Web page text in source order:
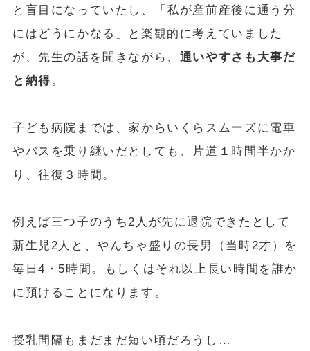
と盲目になっていたし、「私が産前産後に通う分
にはどうにかなる」と楽観的に考えていました
が、先生の話を聞きながら、 通いやすさも大事だ
と納得。
子ども病院までは、家からいくらスムーズに電車
やバスを乗り継いだとしても、片道１時間半かか
り、往復３時間。
例えば三つ子のうち2人が先に退院できたとして
新生児2人と、やんちゃ盛りの長男（当時2才）を
毎日4・5時間。もしくはそれ以上長い時間を誰か
に預けることになります。
授乳間隔もまだまだ短い頃だろうし…